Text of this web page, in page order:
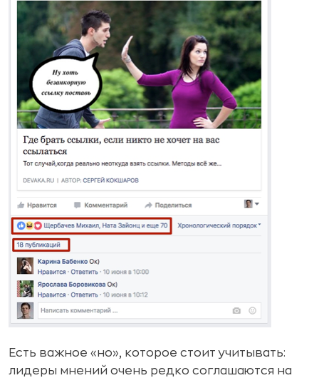
Есть важное «но», которое стоит учитывать:
лидеры мнений очень редко соглашаются на